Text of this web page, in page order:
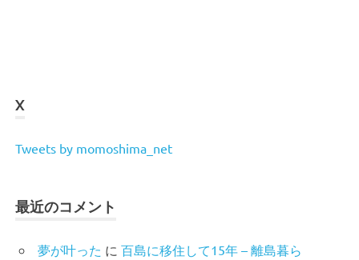
X
Tweets by momoshima_net
最近のコメント
夢が叶った に 百島に移住して15年 – 離島暮ら